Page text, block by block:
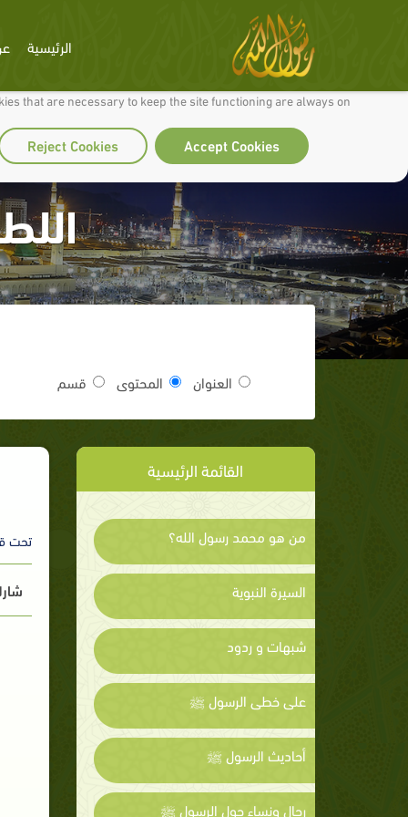
to make our site work well for you and so we can continually improve it.
that are necessary to keep the site functioning are always on
Accept Cookies
Reject Cookies
الرئيسية
العنوان المحتوى قسم
القائمة الرئيسية
من هو محمد رسول الله؟
السيرة النبوية
شبهات و ردود
على خطى الرسول ﷺ
أحاديث الرسول ﷺ
رجال ونساء حول الرسول ﷺ
تحت